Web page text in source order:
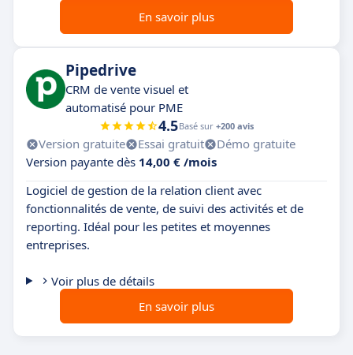
En savoir plus
Pipedrive
CRM de vente visuel et
automatisé pour PME
4.5Basé sur +200 avis
Version gratuite Essai gratuit
Démo gratuite
Version payante dès 14,00 € /mois
Logiciel de gestion de la relation client avec
fonctionnalités de vente, de suivi des activités et de
reporting. Idéal pour les petites et moyennes
entreprises.
Voir plus de détails
En savoir plus